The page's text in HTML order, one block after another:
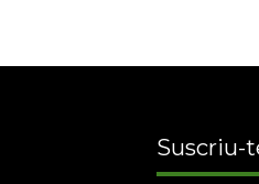
Suscriu-